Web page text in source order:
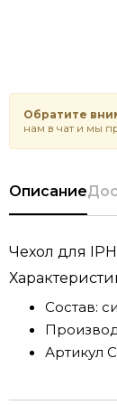
Обратите
нам в чат и мы
Описание
Чехол для
Состав:
Артикул